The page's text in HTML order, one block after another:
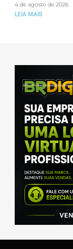
4 de agosto de 2026
LEIA MAIS